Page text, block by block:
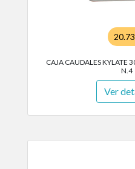
CAJA CAUDALES KYLATE
N.4
Ver